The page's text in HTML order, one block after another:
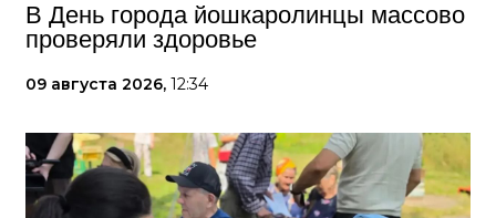
В День города йошкаролинцы массово
проверяли здоровье
09 августа 2026, 12:34